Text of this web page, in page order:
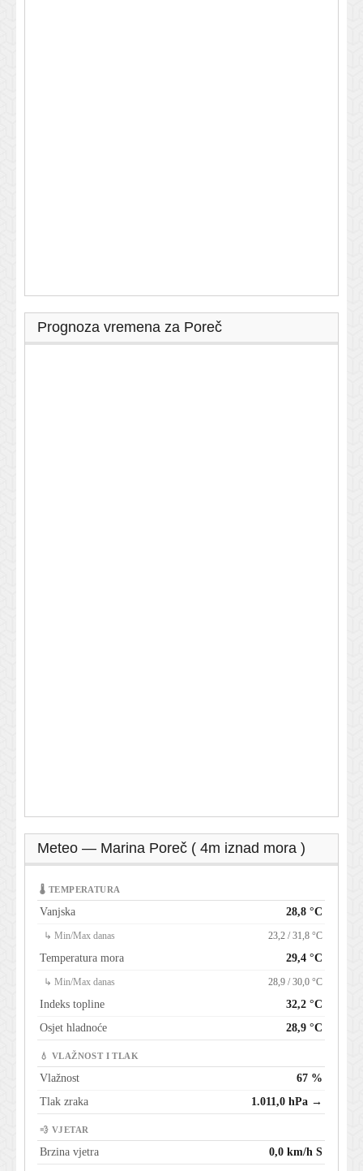
Prognoza vremena za Poreč
Meteo — Marina Poreč ( 4m iznad mora )
🌡 TEMPERATURA
Vanjska 28,8 °C
↳ Min/Max danas 23,2 / 31,8 °C
Temperatura mora 29,4 °C
↳ Min/Max danas 28,9 / 30,0 °C
Indeks topline
32,2 °C
Osjet hladnoće
28,9 °C
💧 VLAŽNOST I TLAK
Vlažnost
67 %
Tlak zraka
1.011,0 hPa →
💨 VJETAR
Brzina vjetra 0,0 km/h S